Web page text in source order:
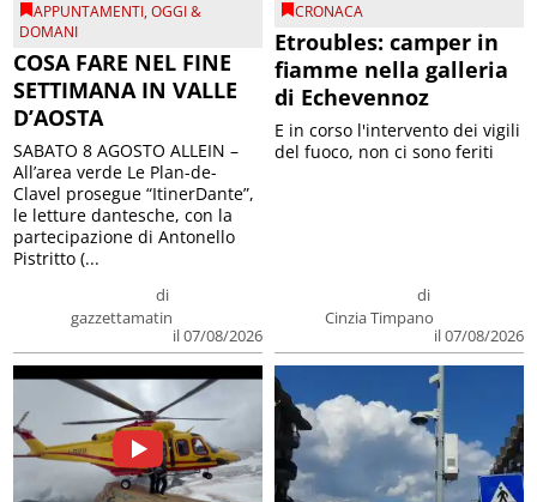
APPUNTAMENTI,OGGI &
DOMANI
COSA FARE NEL FINE
SETTIMANA IN VALLE
D’AOSTA
di
gazzettamatin
il 07/08/2026
SABATO 8 AGOSTO ALLEIN –
All’area verde Le Plan-de-
Clavel prosegue “ItinerDante”,
le letture dantesche, con la
partecipazione di Antonello
Pistritto (...
CRONACA
Etroubles: camper in
fiamme nella galleria
di Echevennoz
di
Cinzia Timpano
il 07/08/2026
E in corso l'intervento dei vigili
del fuoco, non ci sono feriti